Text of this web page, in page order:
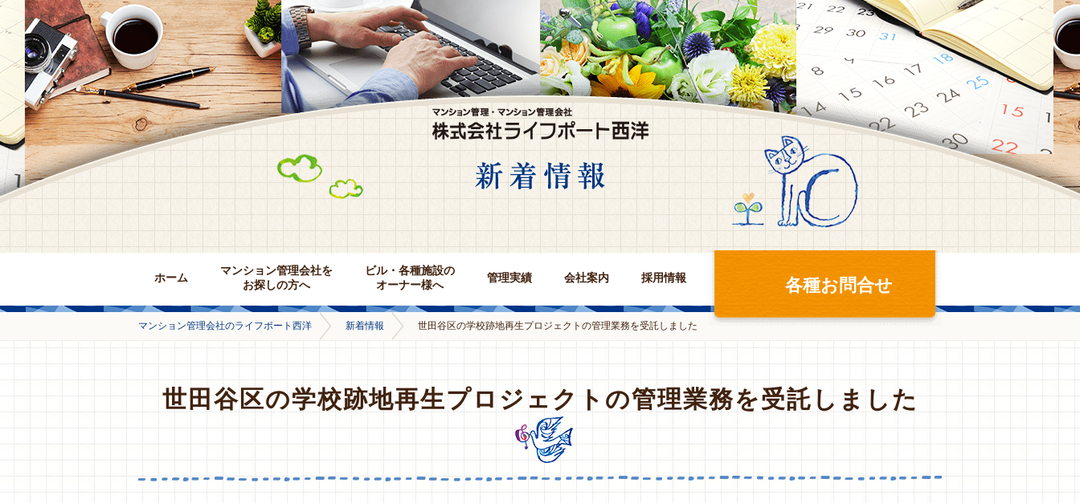
ホーム
マンション管理会社を
お探しの方へ
ビル・各種施設の
オーナー様へ
管理実績 会社案内 採用情報 各種お問合せ
マンション管理会社のライフポート西洋 新着情報 世田谷区の学校跡地再生プロジェクトの管理業務を受託しました
世田谷区の学校跡地再生プロジェクトの管理業務を受託しました